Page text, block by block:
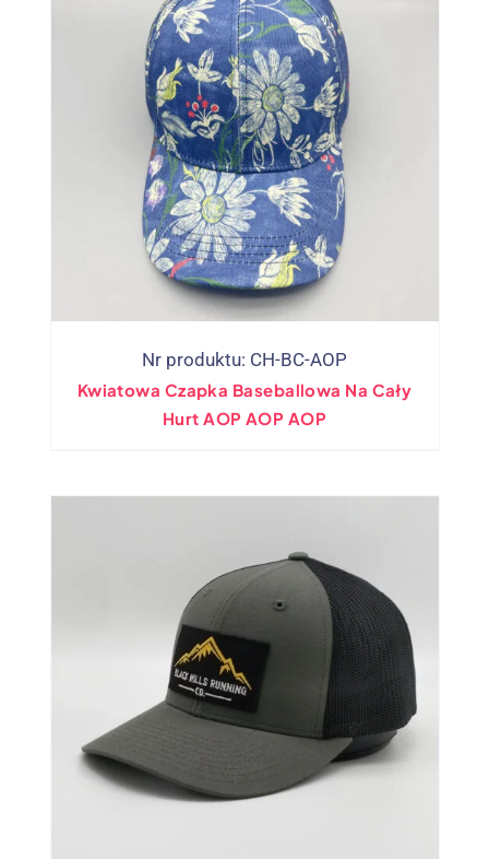
Nr produktu: CH-BC-AOP
Kwiatowa Czapka Baseballowa Na Cały
Hurt AOP AOP AOP